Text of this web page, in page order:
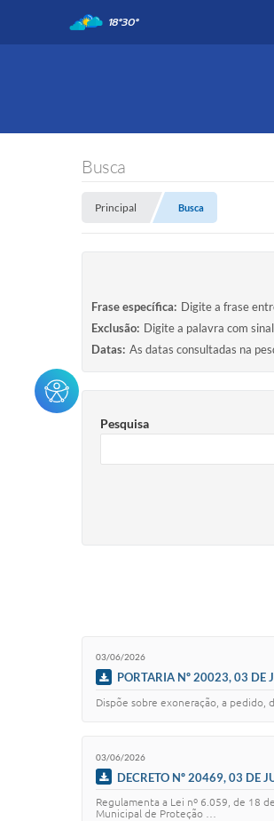
18°30°
Busca
Principal Busca
Frase específica: Digite a frase
Exclusão: Digite a palavra com
Datas: As datas consultadas na
Pesquisa
03/06/2026
PORTARIA Nº 20023, 03 DE
Dispõe sobre exoneração, a pedido,
03/06/2026
DECRETO Nº 20469, 03 DE
Regulamenta a Lei nº 6.059, de 18
Municipal de Proteção …